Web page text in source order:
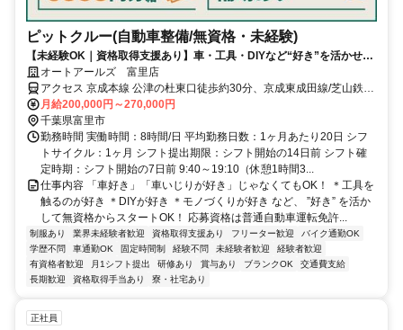
ピットクルー(自動車整備/無資格・未経験)
【未経験OK｜資格取得支援あり】車・工具・DIYなど“好き”を活かせ
る！《年間休日115日／残業代1分単位／月残業10h未満》
オートアールズ 富里店
アクセス 京成本線 公津の杜東口徒歩約30分、京成東成田線/芝山鉄道
京成成田東口徒歩約44分、京成本線 宗吾参道出入口1徒歩約44分 公
津の杜駅から車で6分
月給200,000円～270,000円
千葉県富里市
勤務時間 実働時間：8時間/日 平均勤務日数：1ヶ月あたり20日 シフ
トサイクル：1ヶ月 シフト提出期限：シフト開始の14日前 シフト確
定時期：シフト開始の7日前 9:40～19:10（休憩1時間3...
仕事内容 「車好き」「車いじりが好き」じゃなくてもOK！ ＊工具を
触るのが好き ＊DIYが好き ＊モノづくりが好き など、 ”好き” を活か
して無資格からスタートOK！ 応募資格は普通自動車運転免許...
制服あり 業界未経験者歓迎 資格取得支援あり フリーター歓迎
バイク通勤OK
学歴不問
車通勤OK 固定時間制 経験不問 未経験者歓迎
経験者歓迎
有資格者歓迎
月1シフト提出 研修あり 賞与あり ブランクOK
交通費支給
長期歓迎
資格取得手当あり 寮・社宅あり
正社員